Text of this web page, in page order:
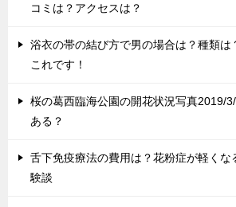
コミは？アクセスは？
浴衣の帯の結び方で男の場合は？種類は
これです！
桜の葛西臨海公園の開花状況写真2019/
ある？
舌下免疫療法の費用は？花粉症が軽くな
験談